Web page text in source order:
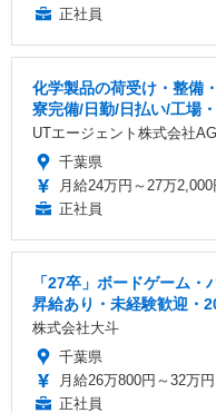
正社員
化学製品の荷受け・整備
寮完備/日勤/日払い/工場
UTエージェント株式会社
千葉県
月給24万円～27万2,000
正社員
「27卒」ボードゲーム・
昇給あり・未経験歓迎・
株式会社大斗
千葉県
月給26万800円～32万円
正社員